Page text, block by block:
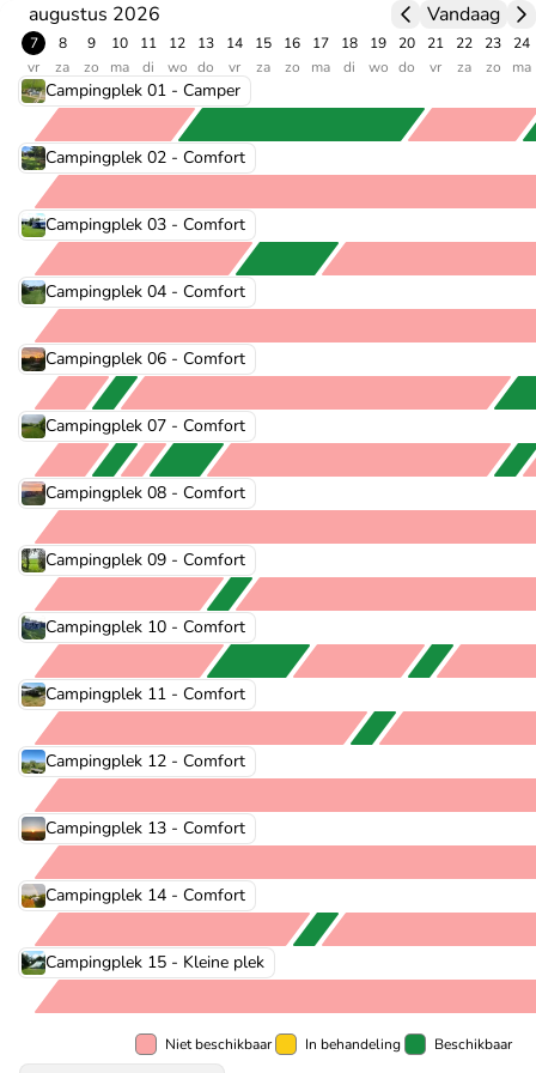
augustus 2026
7 8 9 10 11 12 13 14 15 16 17 18 19 20 21 22 23
24
vr
za zo ma di wo do vr za zo ma di wo do vr za zo ma
Vandaag
Campingplek 01 - Camper
Campingplek 02 - Comfort
Campingplek 03 - Comfort
Campingplek 04 - Comfort
Campingplek 06 - Comfort
Campingplek 07 - Comfort
Campingplek 08 - Comfort
Campingplek 09 - Comfort
Campingplek 10 - Comfort
Campingplek 11 - Comfort
Campingplek 12 - Comfort
Campingplek 13 - Comfort
Campingplek 14 - Comfort
Campingplek 15 - Kleine plek
Niet beschikbaar In behandeling Beschikbaar